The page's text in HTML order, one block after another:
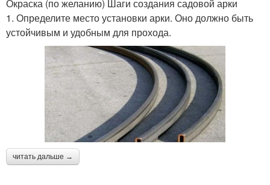
Окраска (по желанию) Шаги создания садовой арки
1. Определите место установки арки. Оно должно быть
устойчивым и удобным для прохода.
читать дальше →